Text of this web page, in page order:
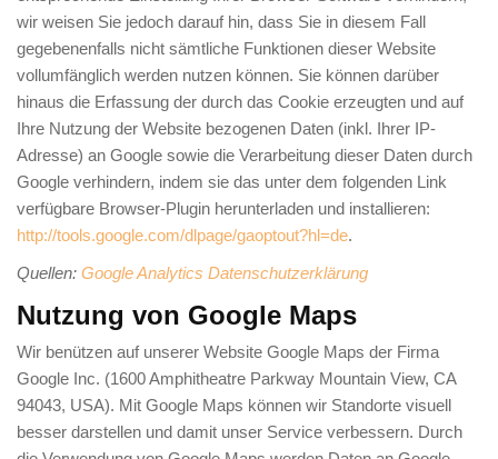
wir weisen Sie jedoch darauf hin, dass Sie in diesem Fall
gegebenenfalls nicht sämtliche Funktionen dieser Website
vollumfänglich werden nutzen können. Sie können darüber
hinaus die Erfassung der durch das Cookie erzeugten und auf
Ihre Nutzung der Website bezogenen Daten (inkl. Ihrer IP-
Adresse) an Google sowie die Verarbeitung dieser Daten durch
Google verhindern, indem sie das unter dem folgenden Link
verfügbare Browser-Plugin herunterladen und installieren:
http://tools.google.com/dlpage/gaoptout?hl=de.
Quellen: Google Analytics Datenschutzerklärung
Nutzung von Google Maps
Wir benützen auf unserer Website Google Maps der Firma
Google Inc. (1600 Amphitheatre Parkway Mountain View, CA
94043, USA). Mit Google Maps können wir Standorte visuell
besser darstellen und damit unser Service verbessern. Durch